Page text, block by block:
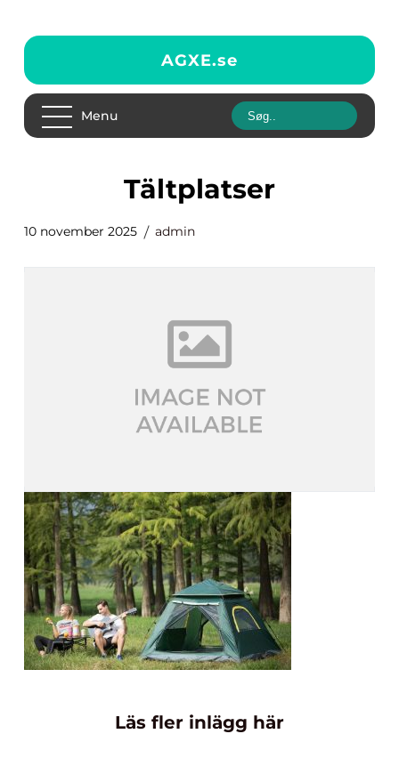
AGXE.se
Menu
Tältplatser
10 november 2025 admin
Läs fler inlägg här